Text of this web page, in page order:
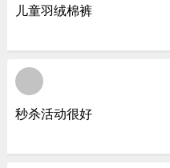
儿童羽绒棉裤
秒杀活动很好